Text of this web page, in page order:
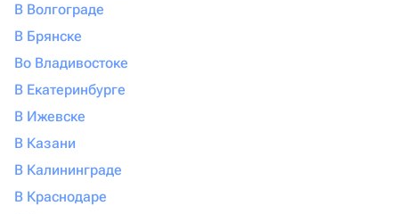
В Волгограде
В Брянске
Во Владивостоке
В Екатеринбурге
В Ижевске
В Казани
В Калининграде
В Краснодаре